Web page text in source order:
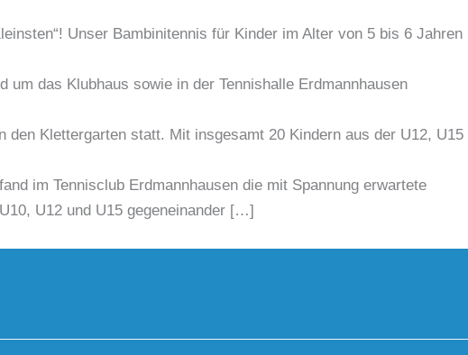
Unser Bambinitennis für Kinder im Alter von 5 bis 6 Jahren
das Klubhaus sowie in der Tennishalle Erdmannhausen
den Klettergarten statt. Mit insgesamt 20 Kindern aus der U12, U15
im Tennisclub Erdmannhausen die mit Spannung erwartete
U12 und U15 gegeneinander […]